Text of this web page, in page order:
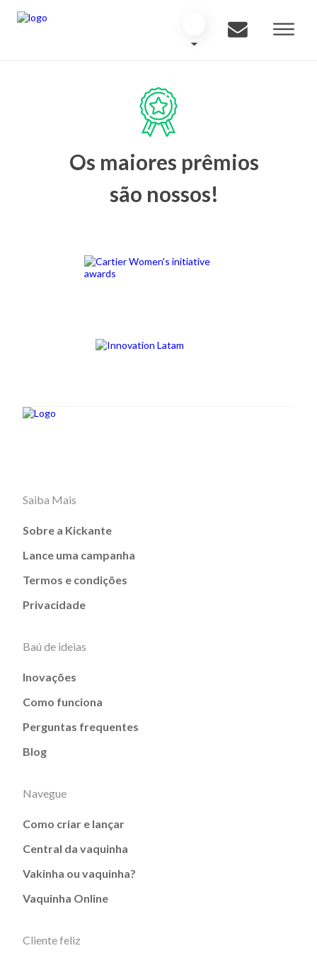
Os maiores prêmios
são nossos!
Saiba Mais
Sobre a Kickante
Lance uma campanha
Termos e condições
Privacidade
Baú de ideias
Inovações
Como funciona
Perguntas frequentes
Blog
Navegue
Como criar e lançar
Central da vaquinha
Vakinha ou vaquinha?
Vaquinha Online
Cliente feliz